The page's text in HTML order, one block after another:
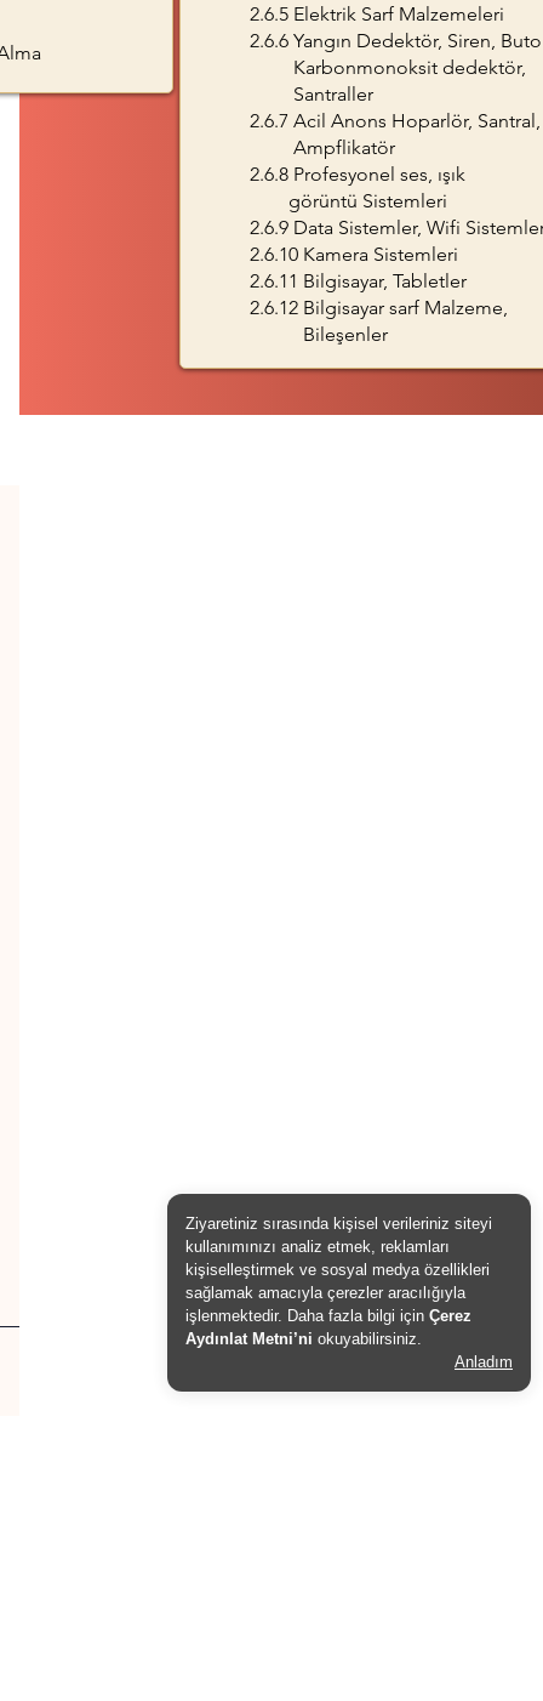
Ziyaretiniz sırasında kişisel verileriniz siteyi
kullanımınızı analiz etmek, reklamları
kişiselleştirmek ve sosyal medya özellikleri
sağlamak amacıyla çerezler aracılığıyla
işlenmektedir. Daha fazla bilgi için Çerez
Aydınlat Metni’ni okuyabilirsiniz.
Anladım
2.6.5 Elektrik Sarf Malzemeleri
2.6.6 Yangın Dedektör, Siren,
Karbonmonoksit dedektör,
Santraller
2.6.7 Acil Anons Hoparlör, Santral,
Ampflikatör
2.6.8 Profesyonel ses, ışık
görüntü Sistemleri
2.6.9 Data Sistemler, Wifi
2.6.10 Kamera Sistemleri
2.6.11 Bilgisayar, Tabletler
2.6.12 Bilgisayar sarf Malzeme,
Bileşenler